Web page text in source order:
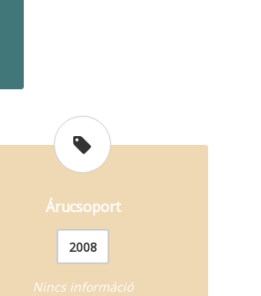
Árucsoport
2008
Nincs információ